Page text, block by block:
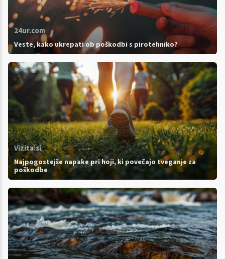
24ur.com
Veste, kako ukrepati ob poškodbi s pirotehniko?
Vizita.si
Najpogostejše napake pri hoji, ki povečajo tveganje za
poškodbe